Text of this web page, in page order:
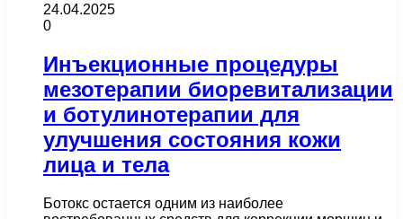
24.04.2025
0
Инъекционные процедуры
мезотерапии биоревитализации
и ботулинотерапии для
улучшения состояния кожи
лица и тела
Ботокс остается одним из наиболее